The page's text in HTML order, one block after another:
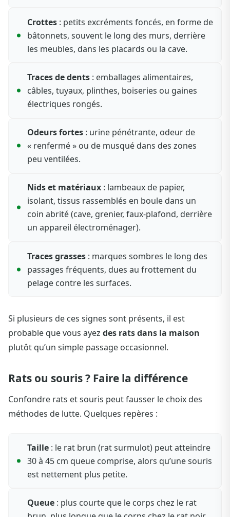
Crottes : petits excréments foncés, en forme de
bâtonnets, souvent le long des murs, derrière
les meubles, dans les placards ou la cave.
Traces de dents : emballages alimentaires,
câbles, tuyaux, plinthes, boiseries ou gaines
électriques rongés.
Odeurs fortes : urine pénétrante, odeur de
« renfermé » ou de musqué dans des zones
peu ventilées.
Nids et matériaux : lambeaux de papier,
isolant, tissus rassemblés en boule dans un
coin abrité (cave, grenier, faux-plafond, derrière
un appareil électroménager).
Traces grasses : marques sombres le long des
passages fréquents, dues au frottement du
pelage contre les surfaces.
Si plusieurs de ces signes sont présents, il est
probable que vous ayez des rats dans la maison
plutôt qu’un simple passage occasionnel.
Rats ou souris ? Faire la différence
Confondre rats et souris peut fausser le choix des
méthodes de lutte. Quelques repères :
Taille : le rat brun (rat surmulot) peut atteindre
30 à 45 cm queue comprise, alors qu’une souris
est nettement plus petite.
Queue : plus courte que le corps chez le rat